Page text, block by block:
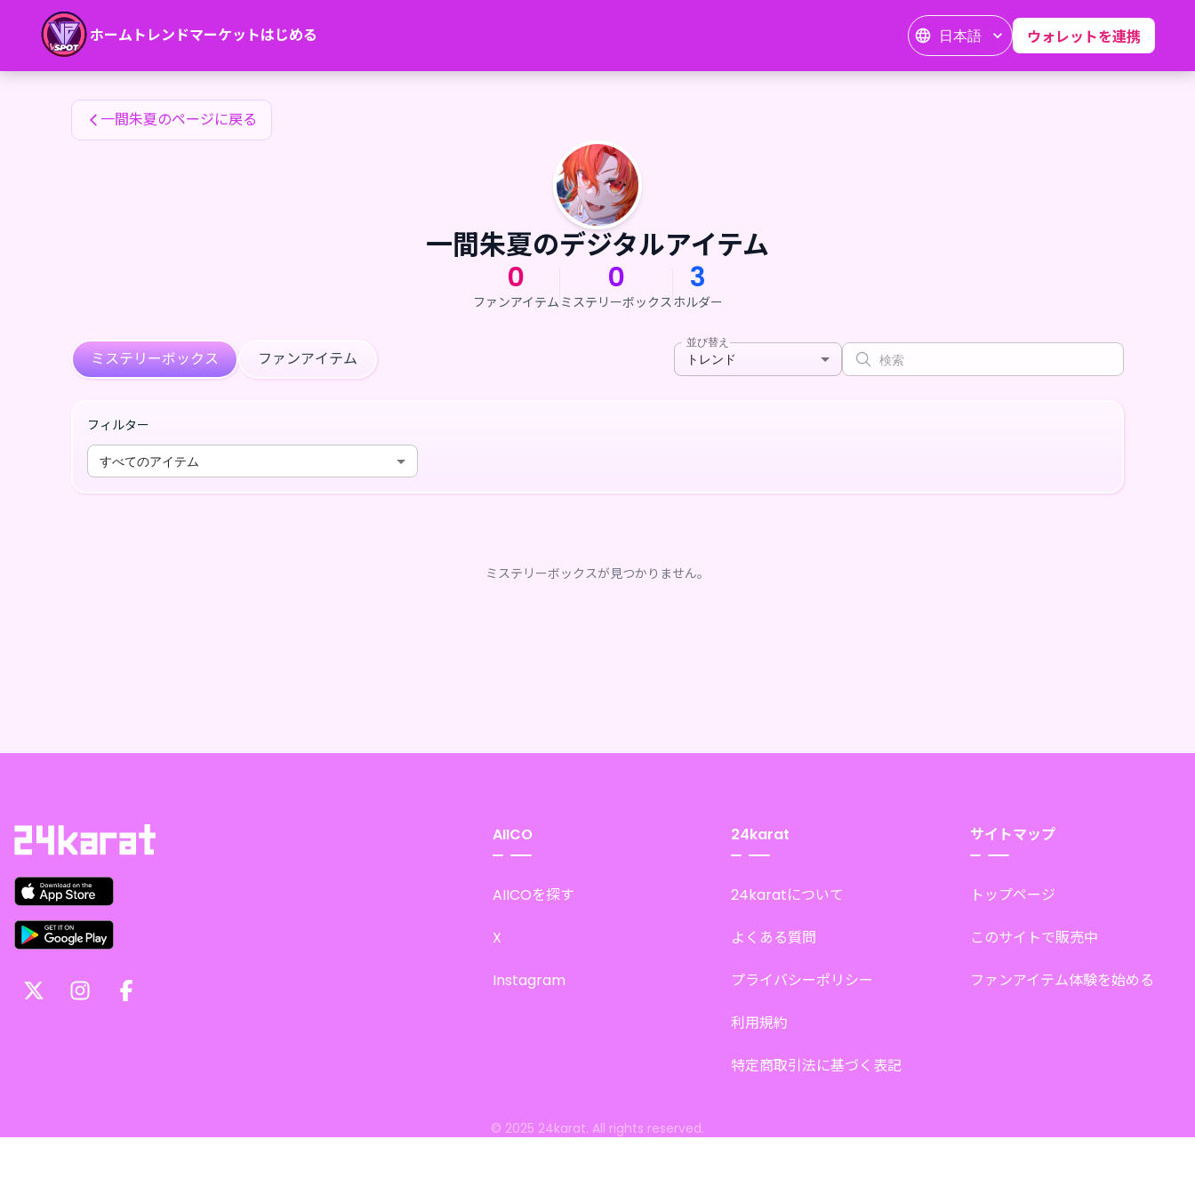
ホーム トレンドマーケットはじめる 日本語 ウォレットを連携
一間朱夏のファンアイテム
一間朱夏のページに戻る
一間朱夏のデジタルアイテム
0
ファンアイテム
0
ミステリーボックス
3
ホルダー
ミステリーボックス ファンアイテム
並び替え
トレンド
フィルター
すべてのアイテム
ミステリーボックスが見つかりません。
AIICO
AIICOを探す
X
Instagram
24karat
24karatについて
よくある質問
プライバシーポリシー
利用規約
特定商取引法に基づく表記
サイトマップ
トップページ
このサイトで販売中
ファンアイテム体験を始める
© 2025 24karat. All rights reserved.
一間朱夏のファンアイテム — 24karat